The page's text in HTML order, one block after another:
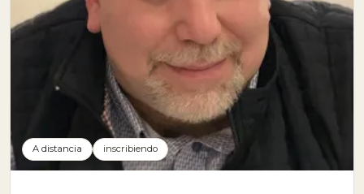
A distancia inscribiendo